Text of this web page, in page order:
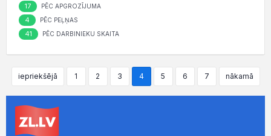
17 PĒC APGROZĪJUMA
4 PĒC PEĻŅAS
41 PĒC DARBINIEKU SKAITA
iepriekšējā 1 2 3 4 5 6 7 nākamā